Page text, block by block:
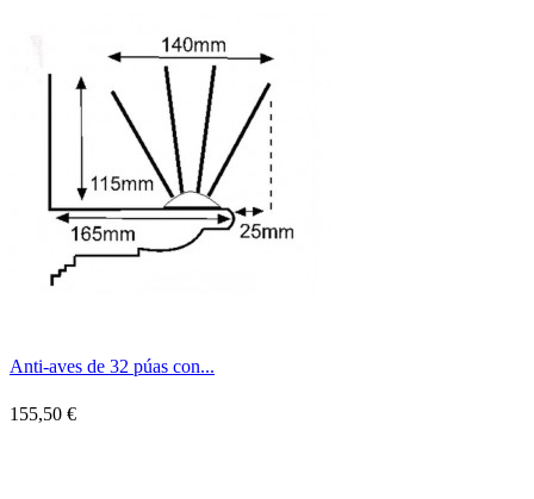
Anti-aves de 32 púas con...
155,50 €